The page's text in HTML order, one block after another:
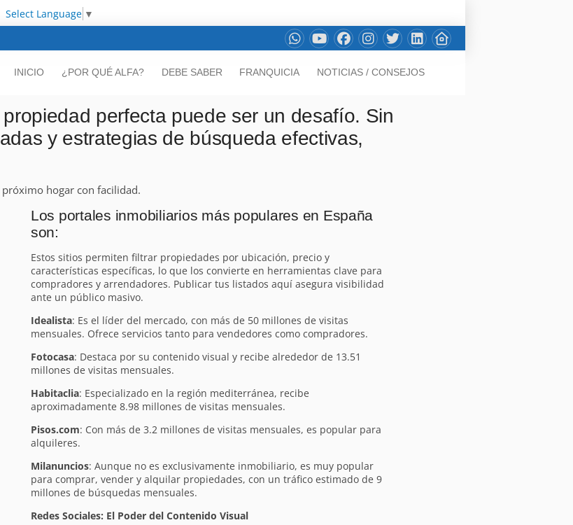
Select Language ▼
INICIO ¿POR QUÉ ALFA? DEBE SABER FRANQUICIA NOTICIAS / CONSEJOS
perfecta puede ser un desafío. Sin
y estrategias de búsqueda efectivas,
hogar con facilidad.
Los portales inmobiliarios más populares en España
son:
Estos sitios permiten filtrar propiedades por ubicación, precio y
características específicas, lo que los convierte en herramientas clave para
compradores y arrendadores. Publicar tus listados aquí asegura visibilidad
ante un público masivo.
Idealista: Es el líder del mercado, con más de 50 millones de visitas
mensuales. Ofrece servicios tanto para vendedores como compradores.
Fotocasa: Destaca por su contenido visual y recibe alrededor de 13.51
millones de visitas mensuales.
Habitaclia: Especializado en la región mediterránea, recibe
aproximadamente 8.98 millones de visitas mensuales.
Pisos.com: Con más de 3.2 millones de visitas mensuales, es popular para
alquileres.
Milanuncios: Aunque no es exclusivamente inmobiliario, es muy popular
para comprar, vender y alquilar propiedades, con un tráfico estimado de 9
millones de búsquedas mensuales.
Redes Sociales: El Poder del Contenido Visual